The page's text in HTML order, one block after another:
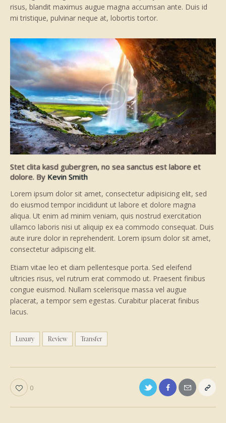
risus, blandit maximus augue magna accumsan ante. Duis id
mi tristique, pulvinar neque at, lobortis tortor.
Stet clita kasd gubergren, no sea sanctus est labore et
dolore. By Kevin Smith
Lorem ipsum dolor sit amet, consectetur adipisicing elit, sed
do eiusmod tempor incididunt ut labore et dolore magna
aliqua. Ut enim ad minim veniam, quis nostrud exercitation
ullamco laboris nisi ut aliquip ex ea commodo consequat. Duis
aute irure dolor in reprehenderit. Lorem ipsum dolor sit amet,
consectetur adipiscing elit.
Etiam vitae leo et diam pellentesque porta. Sed eleifend
ultricies risus, vel rutrum erat commodo ut. Praesent finibus
congue euismod. Nullam scelerisque massa vel augue
placerat, a tempor sem egestas. Curabitur placerat finibus
lacus.
Luxury Review Transfer
0